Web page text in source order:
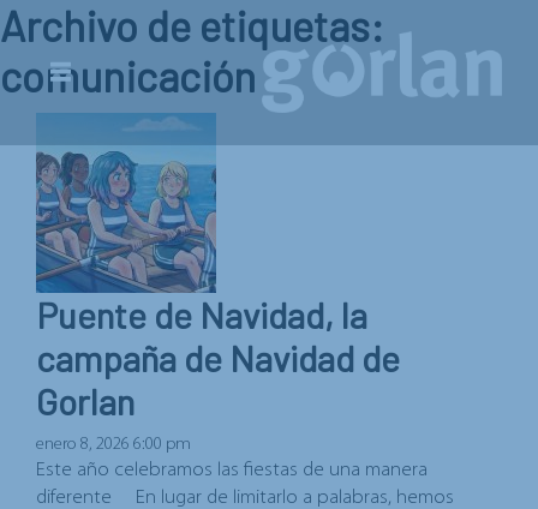
Archivo de etiquetas:
comunicación
Puente de Navidad, la
campaña de Navidad de
Gorlan
enero 8, 2026 6:00 pm
Este año celebramos las fiestas de una manera
diferente En lugar de limitarlo a palabras, hemos